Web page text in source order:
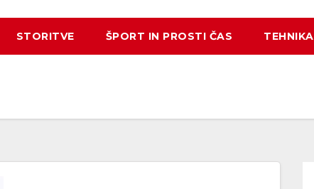
STORITVE ŠPORT IN PROSTI ČAS TEHNIKA